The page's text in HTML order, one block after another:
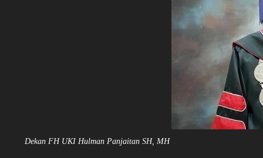
Dekan FH UKI Hulman Panjaitan SH, MH